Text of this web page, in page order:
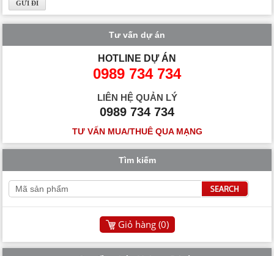
Tư vấn dự án
HOTLINE DỰ ÁN
0989 734 734
LIÊN HỆ QUẢN LÝ
0989 734 734
TƯ VẤN MUA/THUÊ QUA MẠNG
Tìm kiếm
Giỏ hàng (0)